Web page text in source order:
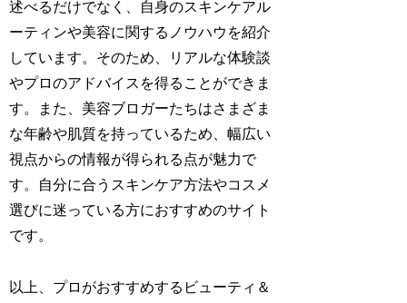
述べるだけでなく、自身のスキンケアル
ーティンや美容に関するノウハウを紹介
しています。そのため、リアルな体験談
やプロのアドバイスを得ることができま
す。また、美容ブロガーたちはさまざま
な年齢や肌質を持っているため、幅広い
視点からの情報が得られる点が魅力で
す。自分に合うスキンケア方法やコスメ
選びに迷っている方におすすめのサイト
です。
以上、プロがおすすめするビューティ＆